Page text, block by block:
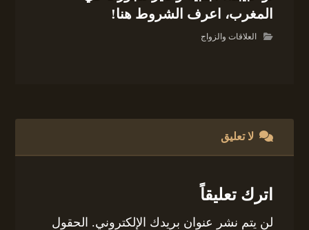
المغرب، اعرف الشروط هنا!
العلاقات والزواج
لا تعليق
اترك تعليقاً
لن يتم نشر عنوان بريدك الإلكتروني. الحقول